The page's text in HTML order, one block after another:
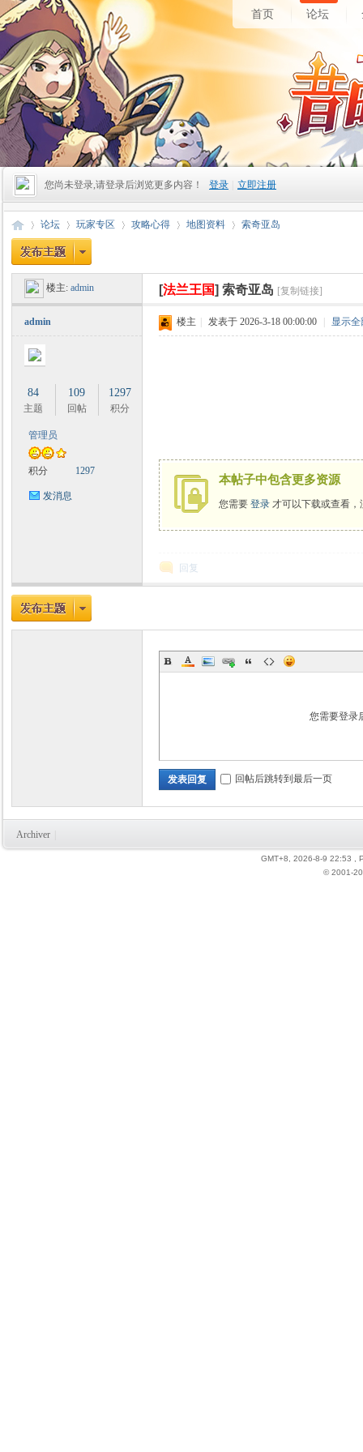
首页 论坛
您尚未登录,请登录后浏览更多内容！ 登录 立即注册
魔
»
论坛
›
玩家专区 攻略心得
›
地图资料
›
索奇亚岛
楼主: admin [法兰王国] 索奇亚岛 [复制链接]
admin
84
主题
109
回帖
1297
积分
管理员
积分 1297
发消息
楼主 发表于 2026-3-18 00:00:00 显示
本帖子中包含更多资源
您需要 登录 才可以下载或查看，
回复
您需要登录
发表回复 回帖后跳转到最后一页
Archiver
GMT+8, 2026-8-9 22:53
,
© 2001-